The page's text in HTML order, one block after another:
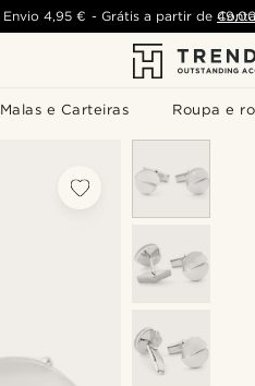
Malas e Carteiras Roupa e
Envio 4,95 € - Grátis a partir de